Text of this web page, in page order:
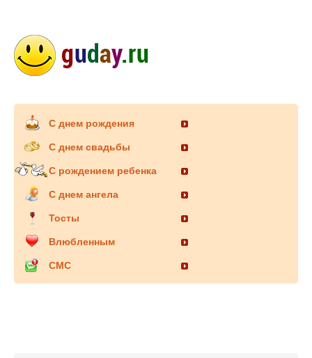
С днем рождения
С днем свадьбы
С рождением ребенка
С днем ангела
Тосты
Влюбленным
СМС